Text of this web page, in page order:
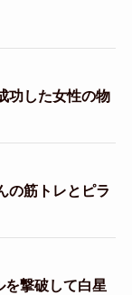
功した女性の物
の筋トレとピラ
を撃破して白星